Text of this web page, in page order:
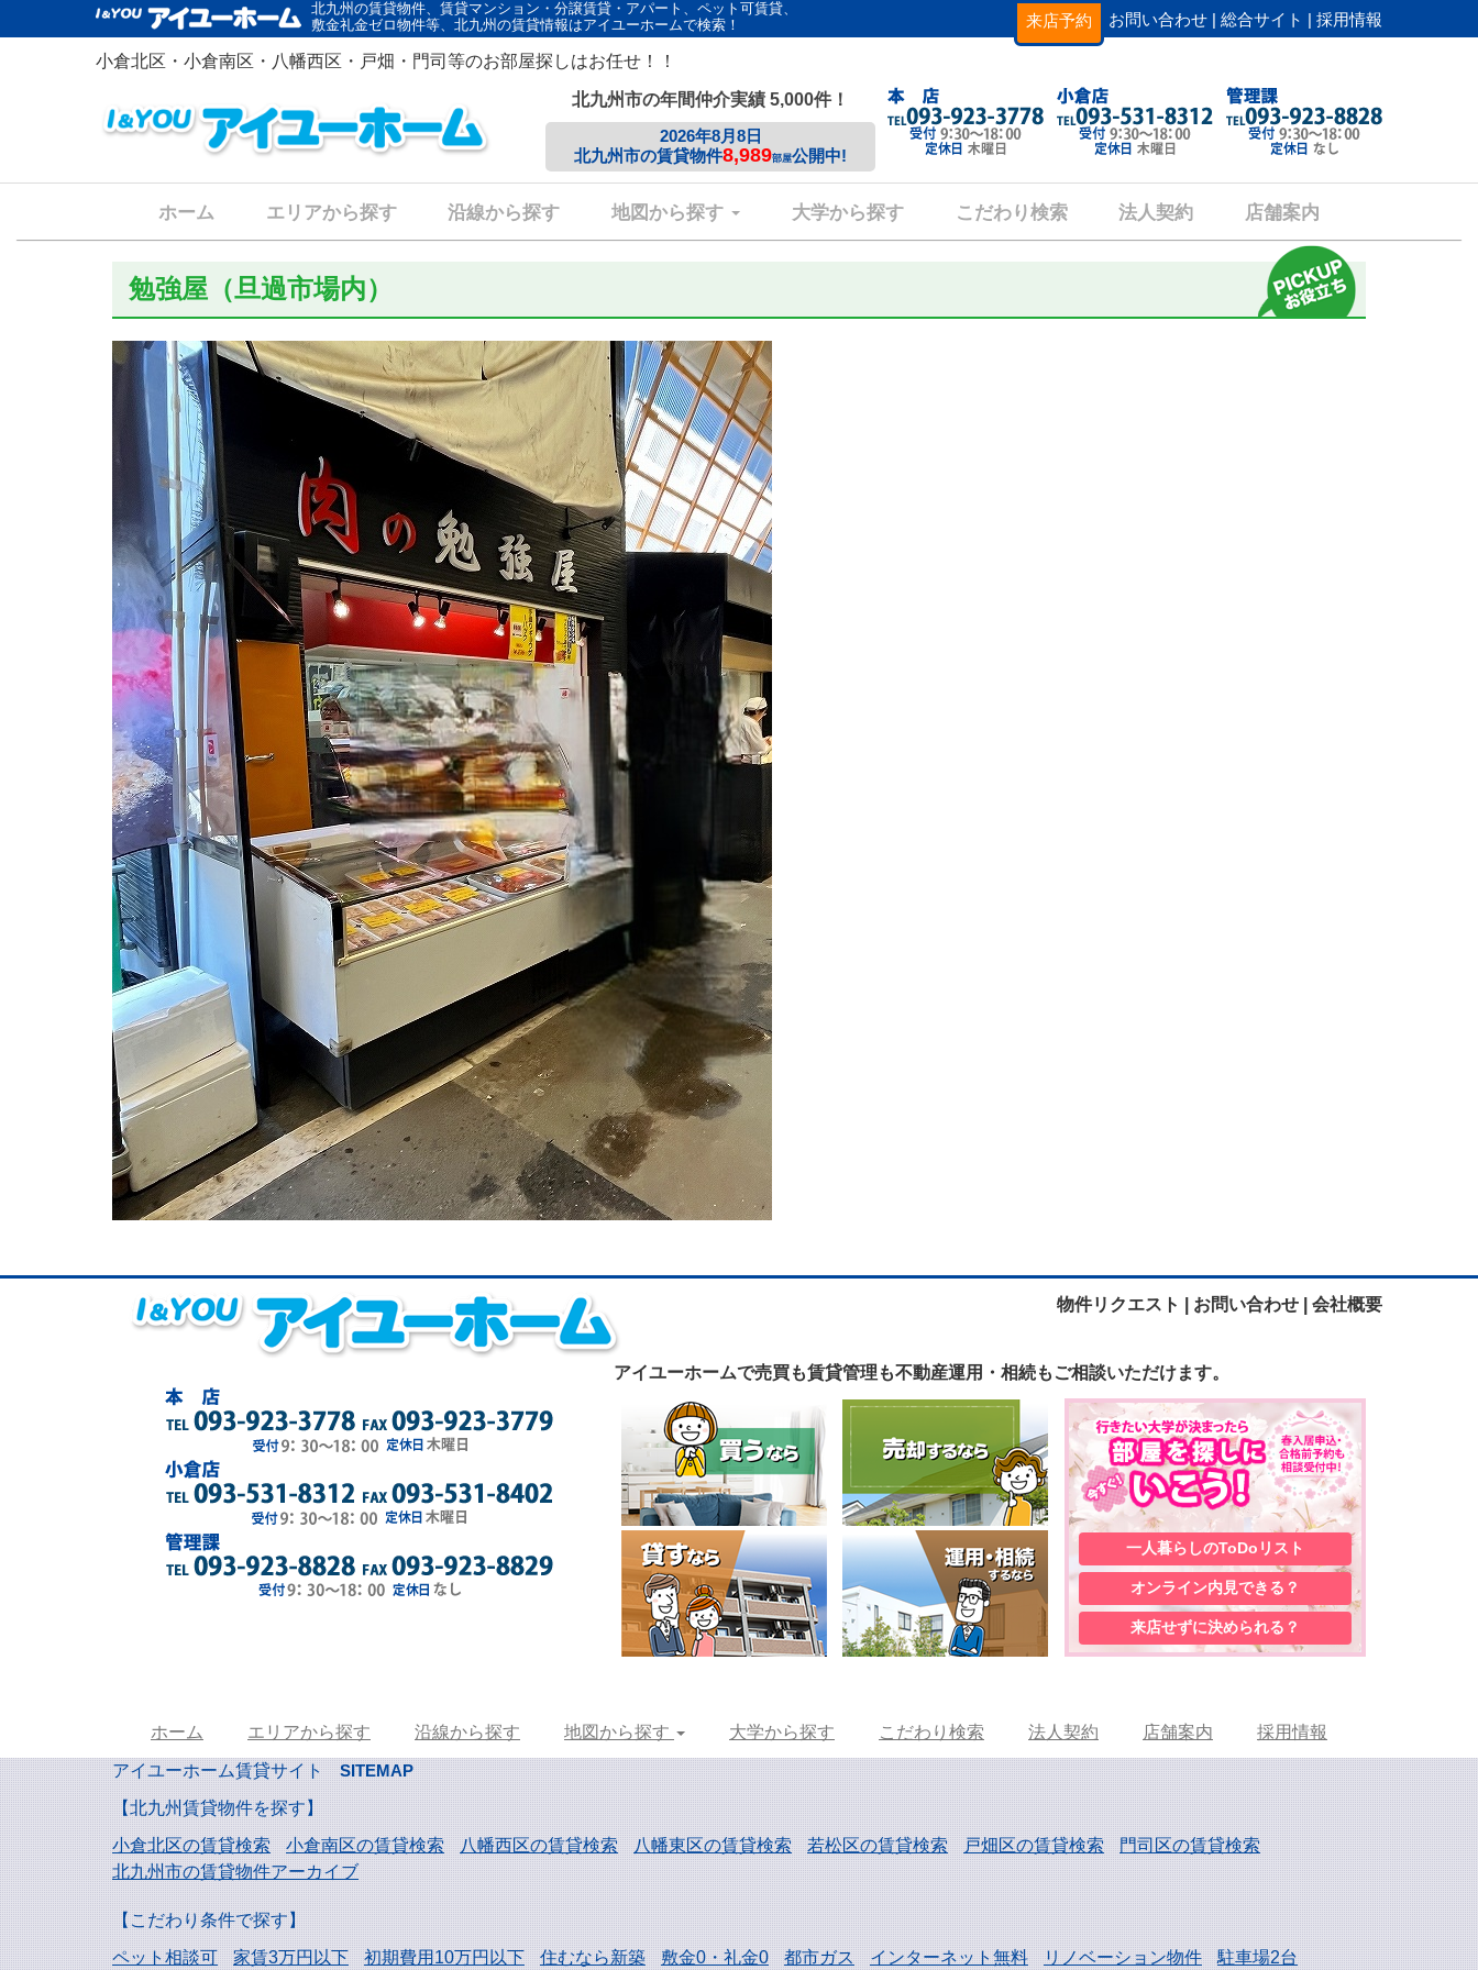
北九州の賃貸物件、賃貸マンション・分譲賃貸・アパート、ペット可賃貸、
敷金礼金ゼロ物件等、北九州の賃貸情報はアイユーホームで検索！
来店予約 お問い合わせ | 総合サイト | 採用情報
小倉北区・小倉南区・八幡西区・戸畑・門司等のお部屋探しはお任せ！！
北九州市の年間仲介実績 5,000件！
2026年8月8日
北九州市の賃貸物件8,989部屋公開中!
ホーム エリアから探す 沿線から探す 地図から探す 大学から探す こだわり検索 法人契約 店舗案内
勉強屋（旦過市場内）
物件リクエスト | お問い合わせ | 会社概要
アイユーホームで売買も賃貸管理も不動産運用・相続も ご相談いただけます。
一人暮らしのToDoリスト
オンライン内見できる？
来店せずに決められる？
ホーム エリアから探す 沿線から探す 地図から探す 大学から探す こだわり検索 法人契約 店舗案内 採用情報
アイユーホーム賃貸サイト
SITEMAP
【北九州賃貸物件を探す】
小倉北区の賃貸検索
小倉南区の賃貸検索 八幡西区の賃貸検索 八幡東区の賃貸検索 若松区の賃貸検索 戸畑区の賃貸検索
門司区の賃貸検索
北九州市の賃貸物件アーカイブ
【こだわり条件で探す】
ペット相談可
家賃3万円以下 初期費用10万円以下 住むなら新築 敷金0・礼金0 都市ガス インターネット無料 リノベーション物件 駐車場2台